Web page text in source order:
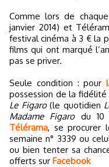
Comme lors de
janvier 2014) et
festival cinéma à 3 € la
films qui ont marqué
pas se priver.
Seule condition : pour
possession de la fidélité
Le Figaro(le quotidien
Madame Figarodu 10
Télérama, se procurer
semaine n° 3339 ou
ou bien tenter sa
offerts sur Facebook